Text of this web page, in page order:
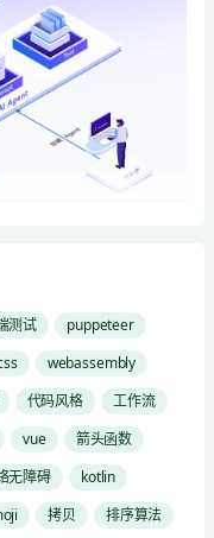
测试
puppeteer
webassembly
代码风格
工作流
vue
箭头函数
无障碍
kotlin
拷贝
排序算法